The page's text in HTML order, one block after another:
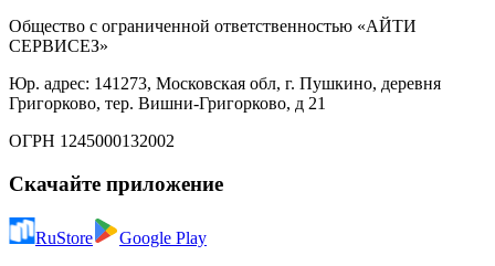
Общество с ограниченной ответственностью «АЙТИ
СЕРВИСЕЗ»
Юр. адрес: 141273, Московская обл, г. Пушкино, деревня
Григорково, тер. Вишни-Григорково, д 21
ОГРН 1245000132002
Скачайте приложение
RuStore Google Play